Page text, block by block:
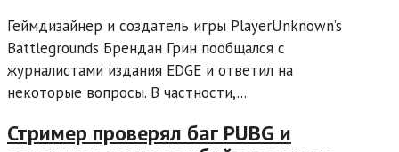
Геймдизайнер и создатель игры PlayerUnknown’s
Battlegrounds Брендан Грин пообщался с
журналистами издания EDGE и ответил на
некоторые вопросы. В частности,...
Стример проверял баг PUBG и